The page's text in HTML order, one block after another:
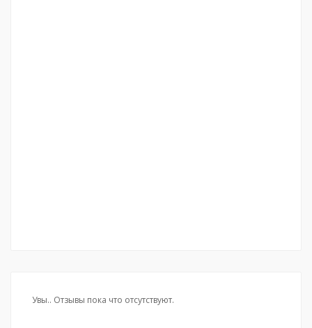
Увы.. Отзывы пока что отсутствуют.